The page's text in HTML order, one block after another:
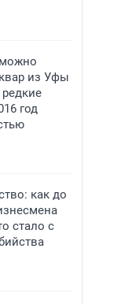
из Уфы
редкие
год
как до
стало с